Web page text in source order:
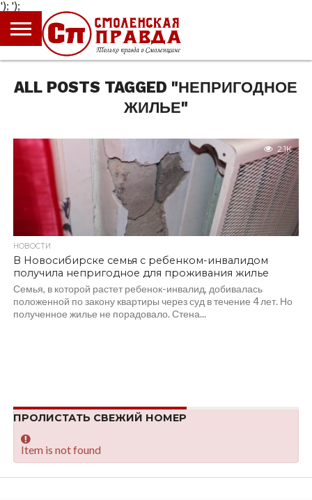
');
ГЛАВНАЯ
НОВОСТИ
ПРОИСШЕСТВИЯ
ПОЛИТИКА
КУЛЬТУРА
ЭКОНОМИКА
ОБЩЕСТВО
БЛОГИ
ALL POSTS TAGGED "НЕПРИГОДНОЕ
ЖИЛЬЕ"
2.1K
НОВОСТИ
В Новосибирске семья с ребенком-инвалидом
получила непригодное для проживания жилье
Семья, в которой растет ребенок-инвалид, добивалась
положенной по закону квартиры через суд в течение 4 лет. Но
полученное жилье не порадовало. Стена...
ПРОЛИСТАТЬ СВЕЖИЙ НОМЕР
Item is not found
');